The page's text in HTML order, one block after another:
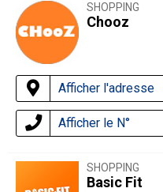
SHOPPING
Chooz
Afficher l'adresse
Afficher le N°
SHOPPING
Basic Fit